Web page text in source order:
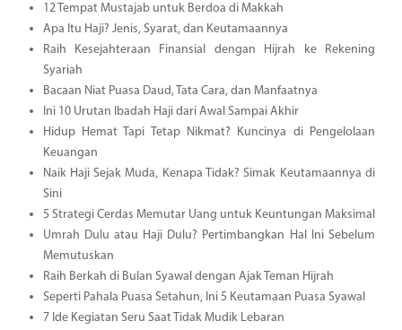
12 Tempat Mustajab untuk Berdoa di Makkah
Apa Itu Haji? Jenis, Syarat, dan Keutamaannya
Raih Kesejahteraan Finansial dengan Hijrah ke Rekening
Syariah
Bacaan Niat Puasa Daud, Tata Cara, dan Manfaatnya
Ini 10 Urutan Ibadah Haji dari Awal Sampai Akhir
Hidup Hemat Tapi Tetap Nikmat? Kuncinya di Pengelolaan
Keuangan
Naik Haji Sejak Muda, Kenapa Tidak? Simak Keutamaannya di
Sini
5 Strategi Cerdas Memutar Uang untuk Keuntungan Maksimal
Umrah Dulu atau Haji Dulu? Pertimbangkan Hal Ini Sebelum
Memutuskan
Raih Berkah di Bulan Syawal dengan Ajak Teman Hijrah
Seperti Pahala Puasa Setahun, Ini 5 Keutamaan Puasa Syawal
7 Ide Kegiatan Seru Saat Tidak Mudik Lebaran